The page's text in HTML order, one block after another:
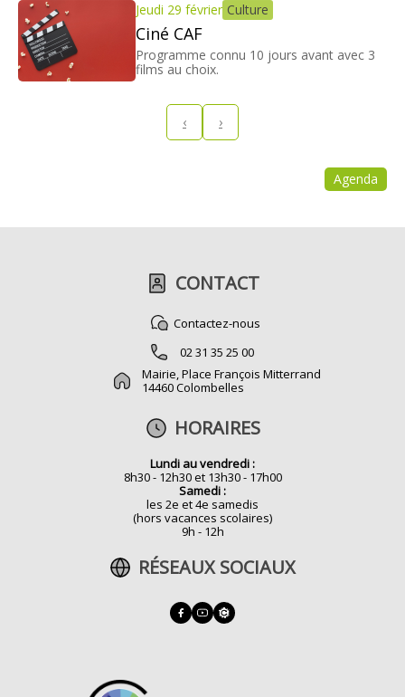
Jeudi 29 février Culture
Ciné CAF
Programme connu 10 jours avant avec 3
films au choix.
‹ ›
Agenda
CONTACT
Contactez-nous
02 31 35 25 00
Mairie, Place François Mitterrand
14460 Colombelles
HORAIRES
Lundi au vendredi :
8h30 - 12h30 et 13h30 - 17h00
Samedi :
les 2e et 4e samedis
(hors vacances scolaires)
9h - 12h
RÉSEAUX SOCIAUX